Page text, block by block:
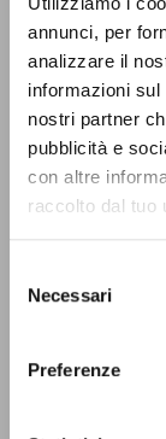
annunci, per
analizzare il
informazioni
nostri partner
pubblicità e
con altre
raccolto dal tuo
delNecessari
Preferenze
Giussani Luigi
Pivarčiová Mária
1991